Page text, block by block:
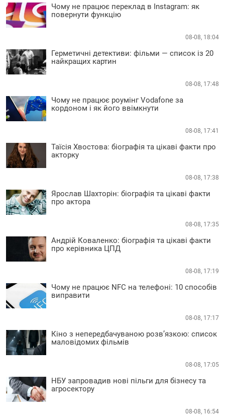
Чому не працює переклад в Instagram: як
повернути функцію
08-08, 18:04
Герметичні детективи: фільми — список із 20
найкращих картин
08-08, 17:48
Чому не працює роумінг Vodafone за
кордоном і як його ввімкнути
08-08, 17:41
Таїсія Хвостова: біографія та цікаві факти про
акторку
08-08, 17:38
Ярослав Шахторін: біографія та цікаві факти
про актора
08-08, 17:35
Андрій Коваленко: біографія та цікаві факти
про керівника ЦПД
08-08, 17:19
Чому не працює NFC на телефоні: 10 способів
виправити
08-08, 17:17
Кіно з непередбачуваною розв’язкою: список
маловідомих фільмів
08-08, 17:05
НБУ запровадив нові пільги для бізнесу та
агросектору
08-08, 16:54